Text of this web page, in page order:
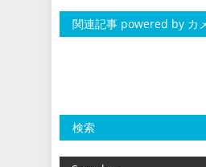
関連記事 powered by カ
検索